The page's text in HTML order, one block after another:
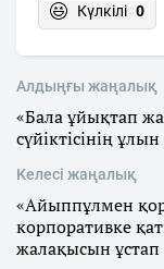
Күлкілі 0
Алдыңғы жаңалық
«Бала ұйықтап
сүйіктісінің
Келесі жаңалық
«Айыппұлмен
корпоративке
жалақысын